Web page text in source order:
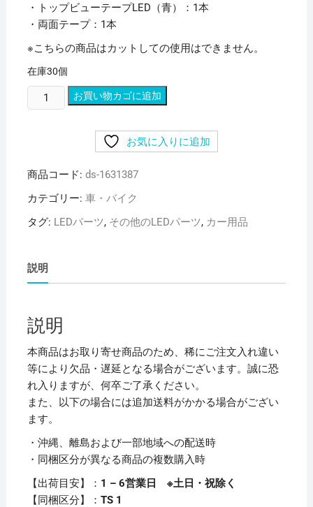
・トップビューテープLED（青）：1本
・両面テープ：1本
※こちらの商品はカットしての使用はできません。
在庫30個
と
プ
ビ
ー
ー
青
2703
【×5
ト】
個
お買い物カゴに追加
お気に入りに追加
商品コード: ds-1631387
カテゴリー: 車・バイク
タグ: LEDパーツ, その他のLEDパーツ, カー用品
説明
説明
本商品はお取り寄せ商品のため、稀にご注文入れ違い
等により欠品・遅延となる場合がございます。誠に恐
れ入りますが、何卒ご了承ください。
また、以下の場合には追加送料がかかる場合がござい
ます。
・沖縄、離島および一部地域への配送時
・同梱区分が異なる商品の複数購入時
【出荷目安】： 1 – 6営業日 ※土日・祝除く
【同梱区分】： TS 1